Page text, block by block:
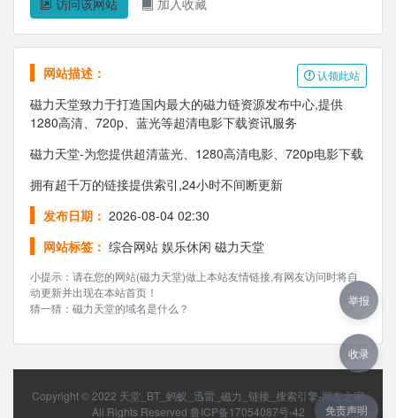
认领此站
网站描述：
磁力天堂致力于打造国内最大的磁力链资源发布中心,提供
1280高清、720p、蓝光等超清电影下载资讯服务
磁力天堂-为您提供超清蓝光、1280高清电影、720p电影下载
拥有超千万的链接提供索引,24小时不间断更新
发布日期： 2026-08-04 02:30
网站标签： 综合网站 娱乐休闲 磁力天堂
小提示：请在您的网站(磁力天堂)做上本站友情链接,有网友访问时将自
动更新并出现在本站首页！
猜一猜：磁力天堂的域名是什么？
Copyright © 2022 天堂_BT_蚂蚁_迅雷_磁力_链接_搜索引擎-网友之家
All Rights Reserved 鲁ICP备17054087号-42 免责声明
举报
收录